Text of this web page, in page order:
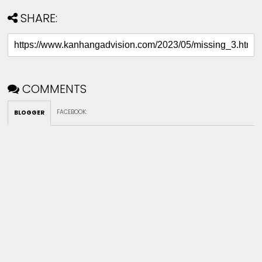
SHARE:
COMMENTS
BLOGGER FACEBOOK: